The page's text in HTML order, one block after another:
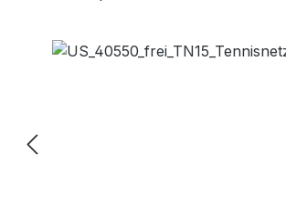
Bildergalerie überspringen